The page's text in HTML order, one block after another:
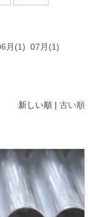
～17:30
月(1) 07月(1)
新しい順 | 古い順